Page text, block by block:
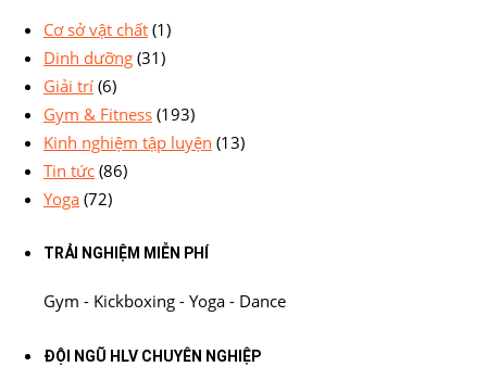
Cơ sở vật chất (1)
Dinh dưỡng (31)
Giải trí (6)
Gym & Fitness (193)
Kinh nghiệm tập luyện (13)
Tin tức (86)
Yoga (72)
TRẢI NGHIỆM MIỄN PHÍ
Gym - Kickboxing - Yoga - Dance
ĐỘI NGŨ HLV CHUYÊN NGHIỆP